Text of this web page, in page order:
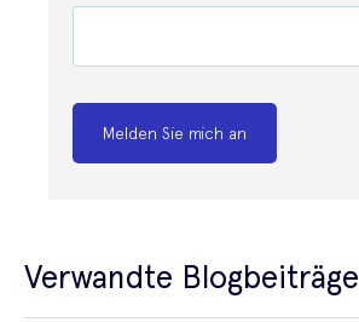
Melden Sie mich an
Verwandte Blogbeiträge